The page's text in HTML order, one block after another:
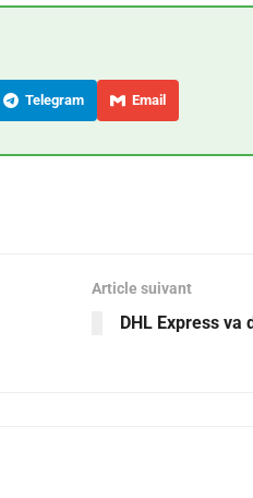
Telegram Email
Article suivant
DHL Express